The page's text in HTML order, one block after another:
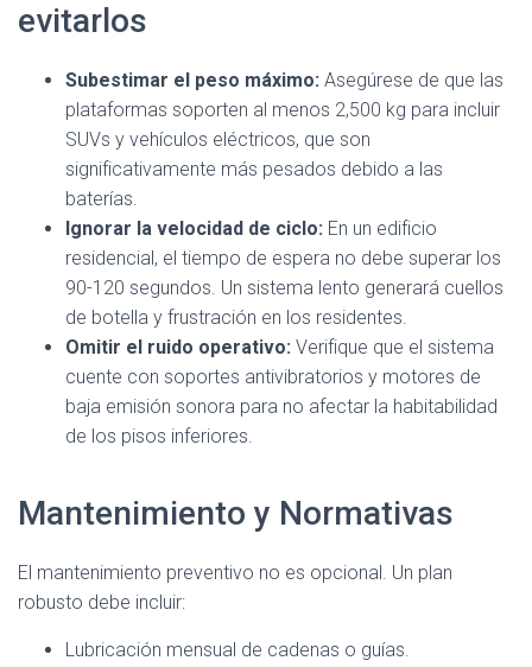
evitarlos
Subestimar el peso máximo: Asegúrese de que las
plataformas soporten al menos 2,500 kg para incluir
SUVs y vehículos eléctricos, que son
significativamente más pesados debido a las
baterías.
Ignorar la velocidad de ciclo: En un edificio
residencial, el tiempo de espera no debe superar los
90-120 segundos. Un sistema lento generará cuellos
de botella y frustración en los residentes.
Omitir el ruido operativo: Verifique que el sistema
cuente con soportes antivibratorios y motores de
baja emisión sonora para no afectar la habitabilidad
de los pisos inferiores.
Mantenimiento y Normativas
El mantenimiento preventivo no es opcional. Un plan
robusto debe incluir:
Lubricación mensual de cadenas o guías.